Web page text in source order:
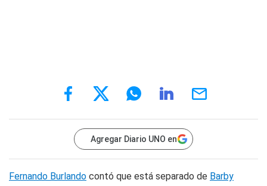
Agregar Diario UNO en
Fernando Burlando contó que está separado de Barby